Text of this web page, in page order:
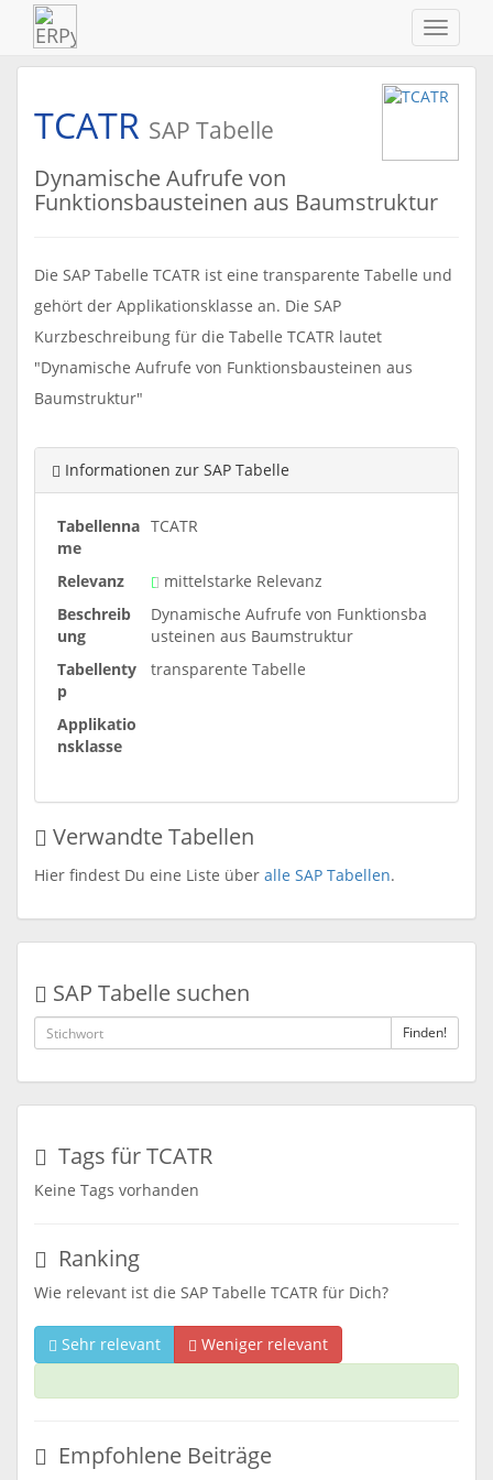
ein-/
TCATR SAP Tabelle
Dynamische Aufrufe von
Funktionsbausteinen aus Baumstruktur
Die SAP Tabelle TCATR ist eine transparente Tabelle und
gehört der Applikationsklasse an. Die SAP
Kurzbeschreibung für die Tabelle TCATR lautet
"Dynamische Aufrufe von Funktionsbausteinen aus
Baumstruktur"
Informationen zur SAP Tabelle
Tabellenna
me
TCATR
Relevanz
mittelstarke Relevanz
Beschreib
ung
Dynamische Aufrufe von Funktionsba
usteinen aus Baumstruktur
Tabellenty
p
transparente Tabelle
Applikatio
nsklasse
Verwandte Tabellen
Hier findest Du eine Liste über alle SAP Tabellen.
SAP Tabelle suchen
Finden!
Tags für TCATR
Keine Tags vorhanden
Ranking
Wie relevant ist die SAP Tabelle TCATR für Dich?
Sehr relevant Weniger relevant
Empfohlene Beiträge